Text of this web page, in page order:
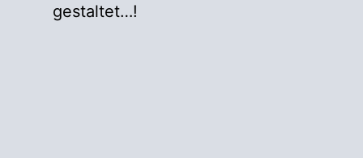
gestaltet…!